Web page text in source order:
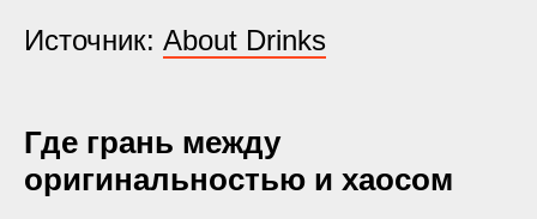
Источник: About Drinks
Где грань между
оригинальностью и хаосом